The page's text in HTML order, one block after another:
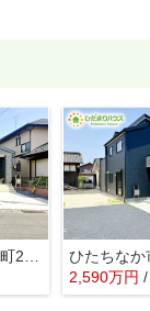
ひたちなか市八幡町2期 新築戸建
2,590万円